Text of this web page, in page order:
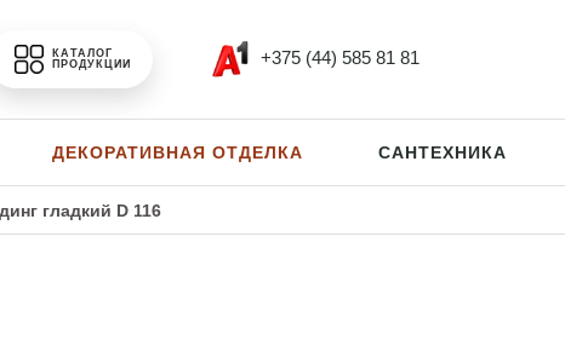
КАТАЛОГ
ПРОДУКЦИИ
+375 (44) 585 81 81
ДЕКОРАТИВНАЯ ОТДЕЛКА САНТЕХНИКА
гладкий D 116